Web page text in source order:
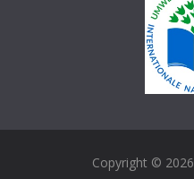
Copyright © 2026